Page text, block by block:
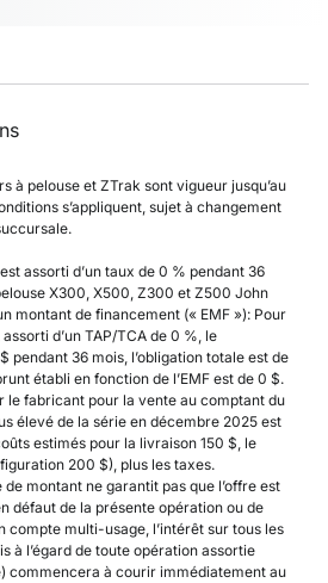
à pelouse et ZTrak sont vigueur jusqu’au
s’appliquent, sujet à changement
assorti d’un taux de 0 % pendant 36
X300, X500, Z300 et Z500 John
montant de financement (« EMF »): Pour
d’un TAP/TCA de 0 %, le
pendant 36 mois, l’obligation totale est de
établi en fonction de l’EMF est de 0 $.
le fabricant pour la vente au comptant du
élevé de la série en décembre 2025 est
estimés pour la livraison 150 $, le
200 $), plus les taxes.
de montant ne garantit pas que l’offre est
défaut de la présente opération ou de
compte multi-usage, l’intérêt sur tous les
à l’égard de toute opération assortie
commencera à courir immédiatement au